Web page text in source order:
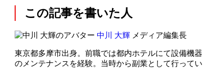
この記事を書いた人
中川 大輝 メディア編集長
東京都多摩市出身。前職では都内ホテルにて設備機器
のメンテナンスを経験。当時から副業として行ってい